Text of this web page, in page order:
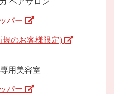
パー
のお客様限定)
用美容室
パー